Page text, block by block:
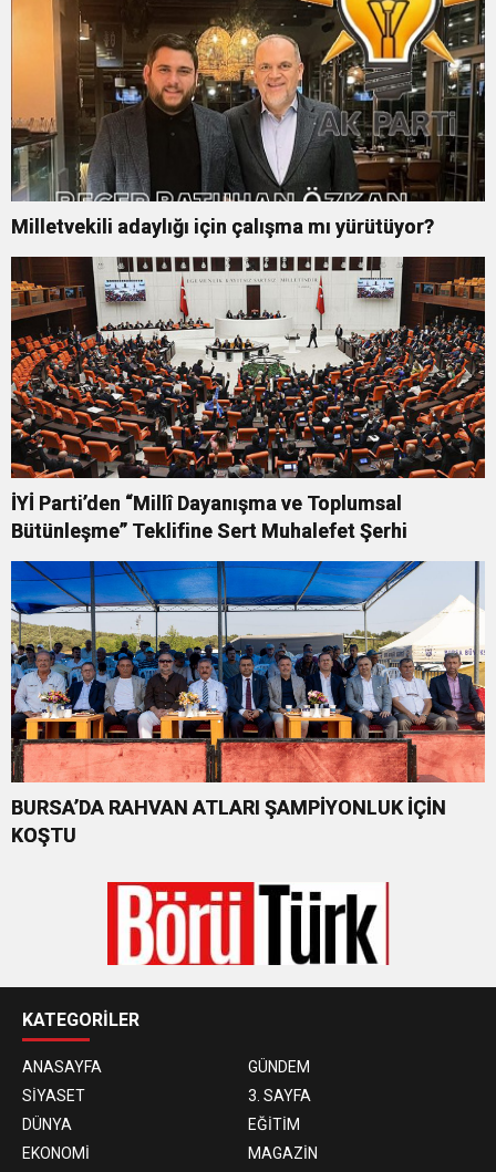
Milletvekili adaylığı için çalışma mı yürütüyor?
İYİ Parti’den “Millî Dayanışma ve Toplumsal
Bütünleşme” Teklifine Sert Muhalefet Şerhi
BURSA’DA RAHVAN ATLARI ŞAMPİYONLUK İÇİN
KOŞTU
KATEGORİLER
ANASAYFA
GÜNDEM
SİYASET
3. SAYFA
DÜNYA
EĞİTİM
EKONOMİ
MAGAZİN